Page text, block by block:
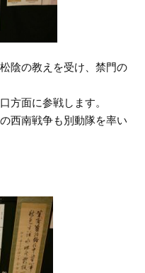
陰の教えを受け、禁門の
方面に参戦します。
西南戦争も別動隊を率い